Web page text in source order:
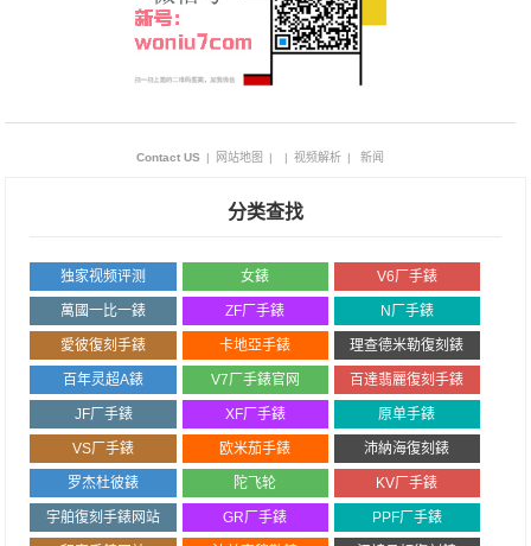
Contact US | 网站地图 | | 视频解析 | 新闻
分类查找
独家视频评测 女錶 V6厂手錶
萬國一比一錶 ZF厂手錶 N厂手錶
愛彼復刻手錶 卡地亞手錶 理查德米勒復刻錶
百年灵超A錶 V7厂手錶官网 百達翡麗復刻手錶
JF厂手錶 XF厂手錶 原单手錶
VS厂手錶 欧米茄手錶 沛納海復刻錶
罗杰杜彼錶 陀飞轮 KV厂手錶
宇舶復刻手錶网站 GR厂手錶 PPF厂手錶